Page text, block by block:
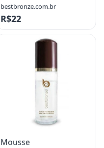
bestbronze.com.br
R$22
Mousse